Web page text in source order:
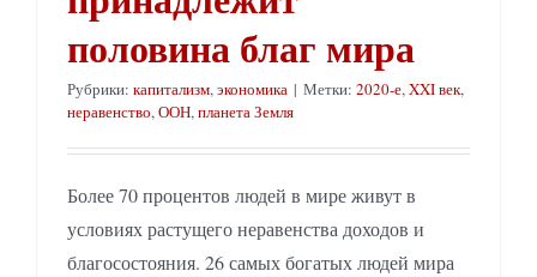
половина благ мира
Рубрики: капитализм,экономика | Метки: 2020-е,XXI век,
неравенство,ООН,планета Земля
Более 70 процентов людей в мире живут в
условиях растущего неравенства доходов и
благосостояния. 26 самых богатых людей мира